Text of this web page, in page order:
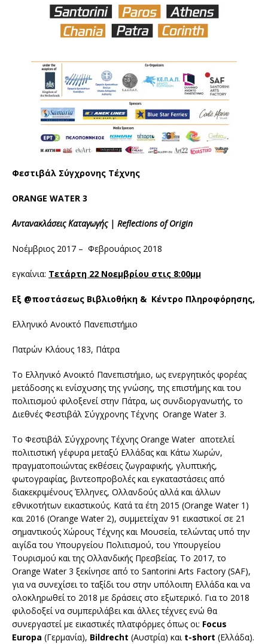
Φεστιβάλ Σύγχρονης Τέχνης
ORANGE WATER 3
Αντανακλάσεις Καταγωγής | Reflections of Origin
Νοέμβριος 2017 – Φεβρουάριος 2018
εγκαίνια: Τετάρτη 22 Νοεμβρίου στις 8:00μμ
Eξ @ποστάσεως Βιβλιοθήκη & Κέντρο Πληροφόρησης,
Ελληνικό Ανοικτό Πανεπιστήμιο
Πατρών Κλάους 183, Πάτρα
Το Ελληνικό Ανοικτό Πανεπιστήμιο, ως ενεργητικός φορέας
μετάδοσης κι ενίσχυσης της γνώσης, της επιστήμης και του
πολιτισμού φιλοξενεί στην Πάτρα, ως συνδιοργανωτής, το
Διεθνές Φεστιβάλ Σύγχρονης Τέχνης Orange Water 3.
Το Φεστιβάλ Σύγχρονης Τέχνης Orange Water αποτελεί
πολιτιστική γέφυρα μεταξύ Ελλάδας και Κάτω Χωρών,
πραγματοποιώντας εκθέσεις ζωγραφικής, γλυπτικής,
φωτογραφίας, βιντεοπροβολές και εγκαταστάσεις από
διακεκριμένους Έλληνες, Ολλανδούς αλλά και άλλων
εθνικοτήτων εικαστικούς. Κατά τα έτη 2015 (Orange Water 1)
και 2016 (Orange Water 2), συμμετείχαν 91 εικαστικοί σε 21
σημαντικούς Χώρους Τέχνης και Μουσεία, τελώντας υπό την
αιγίδα του Υπουργείου Πολιτισμού, του Υπουργείου
Τουρισμού και της Ολλανδικής Πρεσβείας. Το 2017, το
Orange Water 3 ξεκίνησε από το Santorini Arts Factory (SAF),
για να συνεχίσει το ταξίδι του στην υπόλοιπη Ελλάδα και να
ολοκληρωθεί το 2018 με δράσεις στο εξωτερικό. Για το 2018
φιλοδοξεί να συμπεριλάβει και άλλες τέχνες ενώ θα
συνεργαστεί με εικαστικές πλατφόρμες όπως οι: Focus
Europa (Γερμανία), Bildrecht (Αυστρία) και t-short (Ελλάδα).